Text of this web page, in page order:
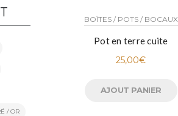
BOÎTES / POTS / BOCAUX
Pot en terre cuite
25,00€
AJOUT PANIER
/ OR